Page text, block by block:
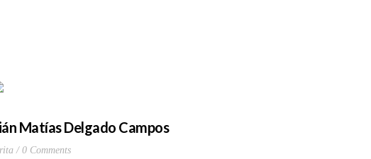
Matías Delgado Campos
0 Comments